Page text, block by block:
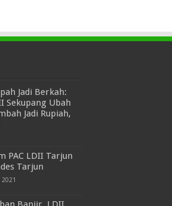
Jadi Berkah:
Sekupang Ubah
Jadi Rupiah,
PAC LDII Tarjun
Tarjun